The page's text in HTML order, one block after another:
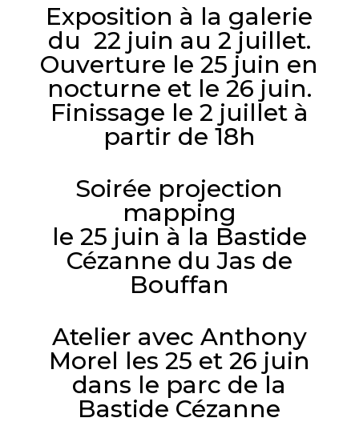
Exposition à la galerie
du 22 juin au 2 juillet.
Ouverture le 25 juin en
nocturne et le 26 juin.
Finissage le 2 juillet à
partir de 18h
Soirée projection
mapping
le 25 juin à la Bastide
Cézanne du Jas de
Bouffan
Atelier avec Anthony
Morel les 25 et 26 juin
dans le parc de la
Bastide Cézanne